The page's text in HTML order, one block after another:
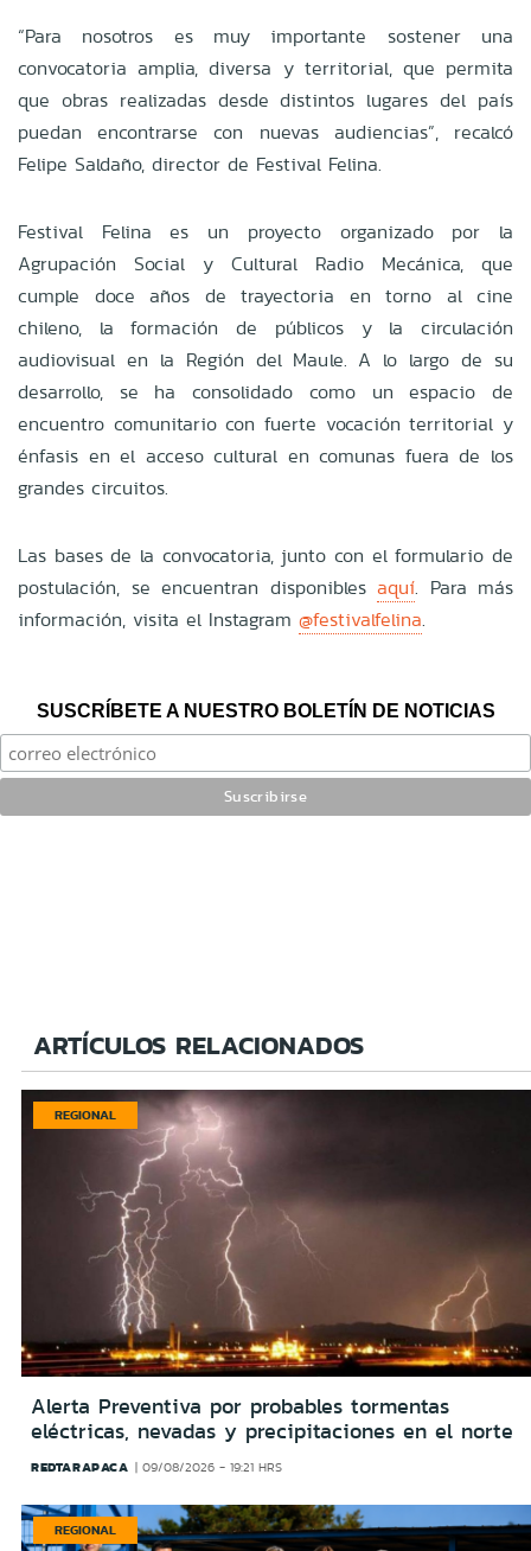
“Para nosotros es muy importante sostener una
convocatoria amplia, diversa y territorial, que permita
que obras realizadas desde distintos lugares del país
puedan encontrarse con nuevas audiencias”, recalcó
Felipe Saldaño, director de Festival Felina.
Festival Felina es un proyecto organizado por la
Agrupación Social y Cultural Radio Mecánica, que
cumple doce años de trayectoria en torno al cine
chileno, la formación de públicos y la circulación
audiovisual en la Región del Maule. A lo largo de su
desarrollo, se ha consolidado como un espacio de
encuentro comunitario con fuerte vocación territorial y
énfasis en el acceso cultural en comunas fuera de los
grandes circuitos.
Las bases de la convocatoria, junto con el formulario de
postulación, se encuentran disponibles aquí. Para más
información, visita el Instagram @festivalfelina.
SUSCRÍBETE A NUESTRO BOLETÍN DE NOTICIAS
ARTÍCULOS RELACIONADOS
REGIONAL
Alerta Preventiva por probables tormentas
eléctricas, nevadas y precipitaciones en el norte
REDTARAPACA 09/08/2026 - 19:21 HRS
REGIONAL